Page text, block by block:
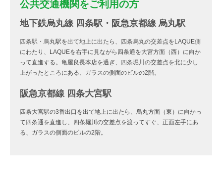
公共交通機関をご利用の方
地下鉄烏丸線 四条駅・阪急京都線 烏丸駅
四条駅・烏丸駅を出て地上に出たら、四条烏丸の交差点をLAQUE側
にわたり、LAQUEを右手に見ながら四条通を大宮方面（西）に向か
って直進する。亀屋良長本店を過ぎ、四条堀川の交差点を北に少し
上がったところにある、ガラスの側面のビルの2階。
阪急京都線 四条大宮駅
四条大宮駅の3番出口を出て地上に出たら、烏丸方面（東）に向かっ
て四条通を直進し、四条堀川の交差点を渡ってすぐ、正面左手にあ
る、ガラスの側面のビルの2階。